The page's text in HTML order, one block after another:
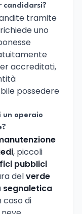
candidarsi?
tramite
uno
accreditati,
possedere
un operaio
, piccoli
pubblici
delverde
segnaletica
caso di